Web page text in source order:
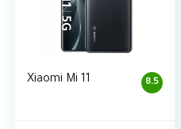
8.5
Xiaomi Mi 11